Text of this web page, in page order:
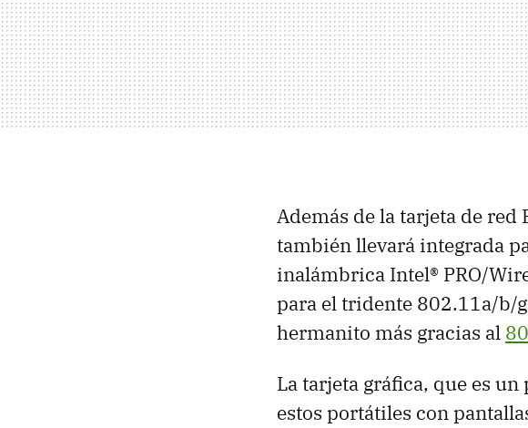
Además de la tarjeta de
también llevará integrada
inalámbrica Intel® PRO/
para el tridente 802.11a/b/
hermanito más gracias al
La tarjeta gráfica, que es
estos portátiles con